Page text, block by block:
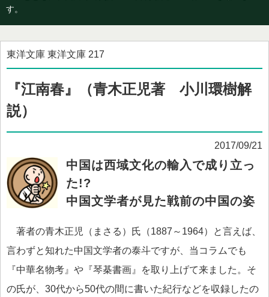
す。
東洋文庫 東洋文庫 217
『江南春』（青木正児著 小川環樹解
説）
2017/09/21
中国は西域文化の輸入で成り立っ
た!?
中国文学者が見た戦前の中国の姿
著者の青木正児（まさる）氏（1887～1964）と言えば、
言わずと知れた中国文学者の泰斗ですが、当コラムでも
『中華名物考』や『琴棊書画』を取り上げて来ました。そ
の氏が、30代から50代の間に書いた紀行などを収録したの